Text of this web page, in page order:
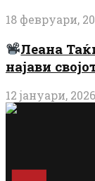
18 февруари,
Леана
најави
12 јануари, 2026